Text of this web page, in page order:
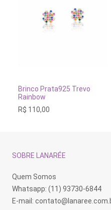
VER OPÇÕES
tem
várias
As
na
página
produto
Brinco Prata925 Trevo
Rainbow
R$ 110,00
SOBRE LANARÉE
Quem Somos
Whatsapp: (11) 93730-6844
E-mail: